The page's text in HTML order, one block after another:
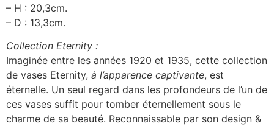
– H : 20,3cm.
– D : 13,3cm.
Collection Eternity :
Imaginée entre les années 1920 et 1935, cette collection
de vases Eternity, à l’apparence captivante, est
éternelle. Un seul regard dans les profondeurs de l’un de
ces vases suffit pour tomber éternellement sous le
charme de sa beauté. Reconnaissable par son design &